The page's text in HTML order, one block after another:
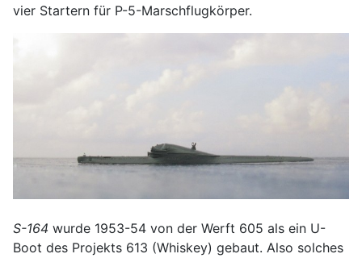
vier Startern für P-5-Marschflugkörper.
S-164 wurde 1953-54 von der Werft 605 als ein U-
Boot des Projekts 613 (Whiskey) gebaut. Also solches